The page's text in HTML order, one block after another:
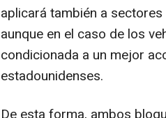
aplicará también a
aunque en el caso de los
condicionada a un mejor
estadounidenses.